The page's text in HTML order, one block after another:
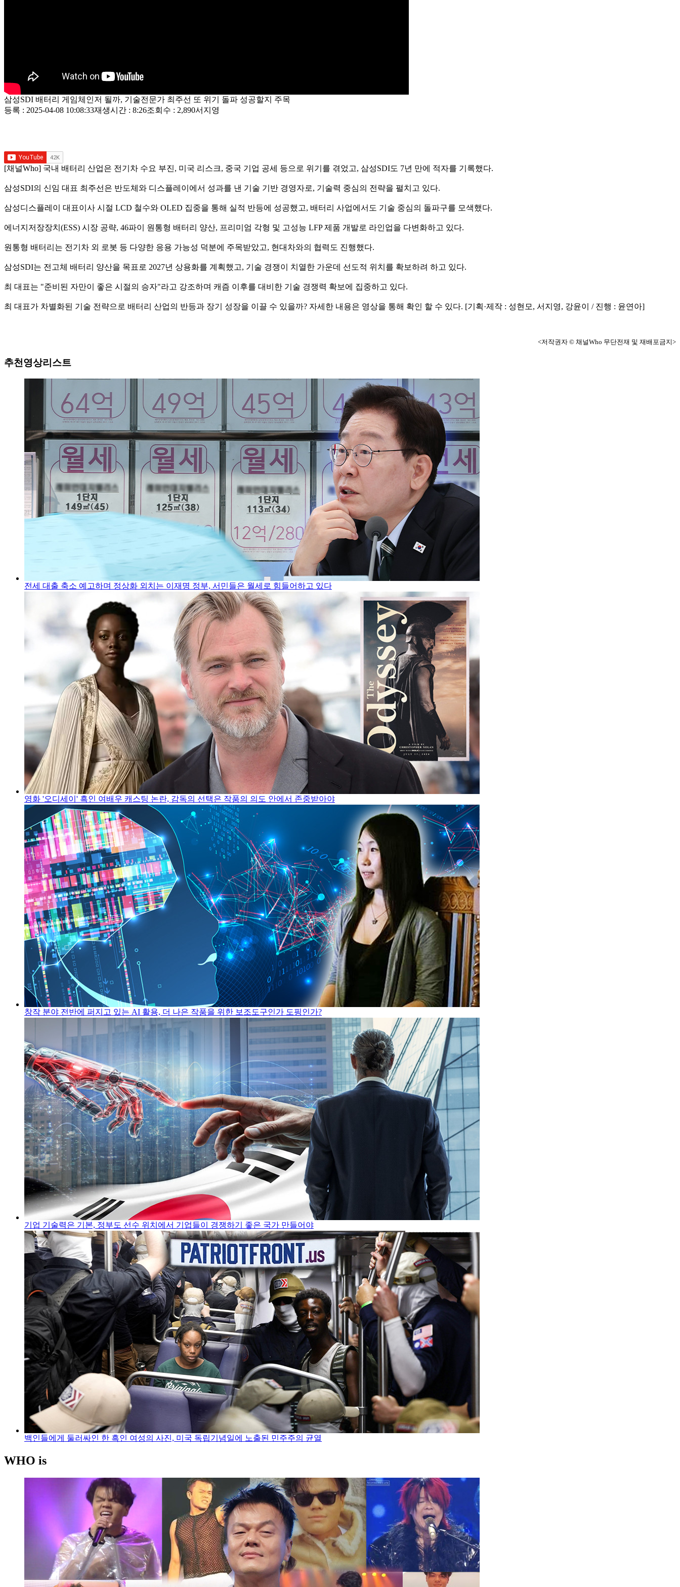
삼성SDI 배터리 게임체인저 될까, 기술전문가 최주선 또 위기 돌파 성공할지 주목
등록 : 2025-04-08 10:08:33재생시간 : 8:26조회수 : 2,890서지영
[채널Who] 국내 배터리 산업은 전기차 수요 부진, 미국 리스크, 중국 기업 공세 등으로 위기를 겪었고, 삼성SDI도 7년 만에 적자를 기록했다.
삼성SDI의 신임 대표 최주선은 반도체와 디스플레이에서 성과를 낸 기술 기반 경영자로, 기술력 중심의 전략을 펼치고 있다.
삼성디스플레이 대표이사 시절 LCD 철수와 OLED 집중을 통해 실적 반등에 성공했고, 배터리 사업에서도 기술 중심의 돌파구를 모색했다.
에너지저장장치(ESS) 시장 공략, 46파이 원통형 배터리 양산, 프리미엄 각형 및 고성능 LFP 제품 개발로 라인업을 다변화하고 있다.
원통형 배터리는 전기차 외 로봇 등 다양한 응용 가능성 덕분에 주목받았고, 현대차와의 협력도 진행했다.
삼성SDI는 전고체 배터리 양산을 목표로 2027년 상용화를 계획했고, 기술 경쟁이 치열한 가운데 선도적 위치를 확보하려 하고 있다.
최 대표는 "준비된 자만이 좋은 시절의 승자"라고 강조하며 캐즘 이후를 대비한 기술 경쟁력 확보에 집중하고 있다.
최 대표가 차별화된 기술 전략으로 배터리 산업의 반등과 장기 성장을 이끌 수 있을까? 자세한 내용은 영상을 통해 확인 할 수 있다. [기획·제작 : 성현모, 서지영, 강윤이 / 진행 : 윤연아]
<저작권자 © 채널Who 무단전재 및 재배포금지>
추천영상리스트
전세 대출 축소 예고하며 정상화 외치는 이재명 정부, 서민들은 월세로 힘들어하고 있다
영화 '오디세이' 흑인 여배우 캐스팅 논란, 감독의 선택은 작품의 의도 안에서 존중받아야
창작 분야 전반에 퍼지고 있는 AI 활용, 더 나은 작품을 위한 보조도구인가 도핑인가?
기업 기술력은 기본, 정부도 선수 위치에서 기업들이 경쟁하기 좋은 국가 만들어야
백인들에게 둘러싸인 한 흑인 여성의 사진, 미국 독립기념일에 노출된 민주주의 균열
WHO is